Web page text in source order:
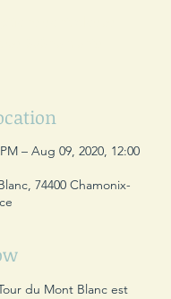
– Aug 09, 2020, 12:00
74400 Chamonix-
du Mont Blanc est